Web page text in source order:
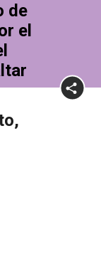
de
el